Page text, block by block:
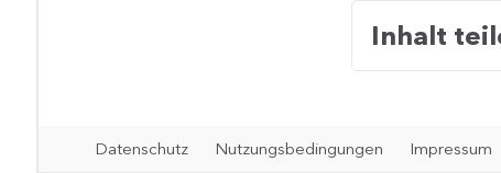
Inhalt
Datenschutz Nutzungsbedingungen Impressum